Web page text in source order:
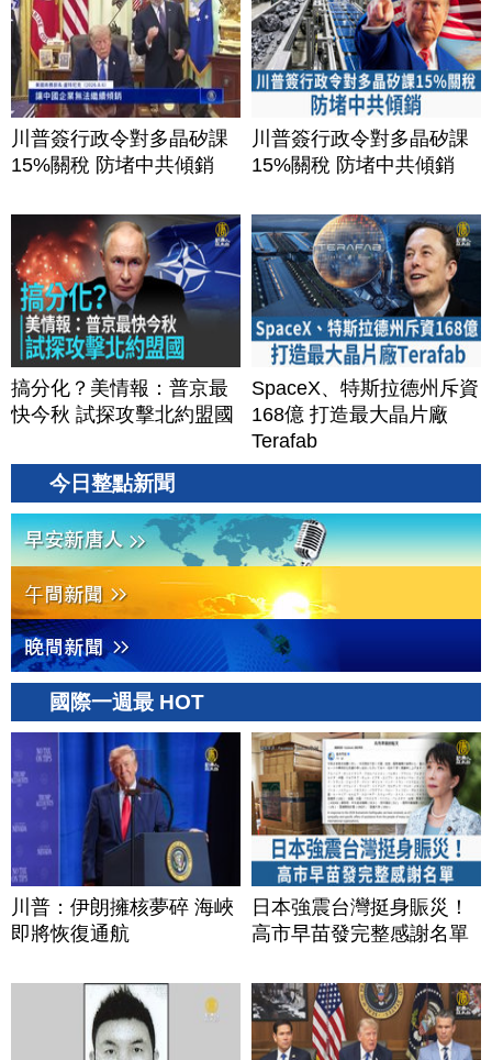
川普簽行政令對多晶矽課
15%關稅 防堵中共傾銷
川普簽行政令對多晶矽課
15%關稅 防堵中共傾銷
搞分化？美情報：普京最
快今秋 試探攻擊北約盟國
SpaceX、特斯拉德州斥資
168億 打造最大晶片廠
Terafab
今日整點新聞
國際一週最 HOT
川普：伊朗擁核夢碎 海峽
即將恢復通航
日本強震台灣挺身賑災！
高市早苗發完整感謝名單